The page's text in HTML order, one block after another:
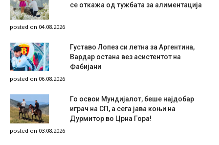
се откажа од тужбата за алиментација
posted on 04.08.2026
Густаво Лопез си летна за Аргентина,
Вардар остана вез асистентот на
Фабијани
posted on 06.08.2026
Го освои Мундијалот, беше најдобар
играч на СП, а сега јава коњи на
Дурмитор во Црна Гора!
posted on 03.08.2026